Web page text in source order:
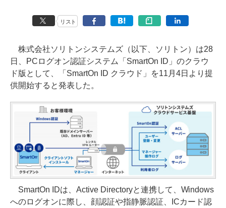
リスト
株式会社ソリトンシステムズ（以下、ソリトン）は28
日、PCログオン認証システム「SmartOn ID」のクラウ
ド版として、「SmartOn ID クラウド」を11月4日より提
供開始すると発表した。
SmartOn IDは、Active Directoryと連携して、Windows
へのログオンに際し、顔認証や指静脈認証、ICカード認